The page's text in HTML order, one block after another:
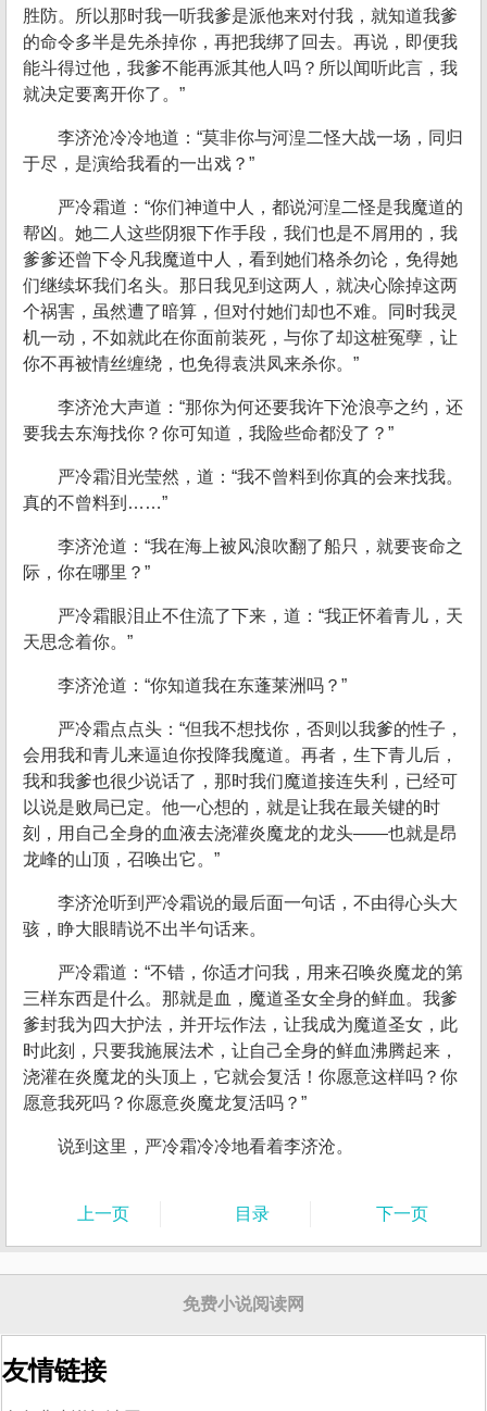
胜防。所以那时我一听我爹是派他来对付我，就知道我爹
的命令多半是先杀掉你，再把我绑了回去。再说，即便我
能斗得过他，我爹不能再派其他人吗？所以闻听此言，我
就决定要离开你了。”
李济沧冷冷地道：“莫非你与河湟二怪大战一场，同归
于尽，是演给我看的一出戏？”
严冷霜道：“你们神道中人，都说河湟二怪是我魔道的
帮凶。她二人这些阴狠下作手段，我们也是不屑用的，我
爹爹还曾下令凡我魔道中人，看到她们格杀勿论，免得她
们继续坏我们名头。那日我见到这两人，就决心除掉这两
个祸害，虽然遭了暗算，但对付她们却也不难。同时我灵
机一动，不如就此在你面前装死，与你了却这桩冤孽，让
你不再被情丝缠绕，也免得袁洪凤来杀你。”
李济沧大声道：“那你为何还要我许下沧浪亭之约，还
要我去东海找你？你可知道，我险些命都没了？”
严冷霜泪光莹然，道：“我不曾料到你真的会来找我。
真的不曾料到……”
李济沧道：“我在海上被风浪吹翻了船只，就要丧命之
际，你在哪里？”
严冷霜眼泪止不住流了下来，道：“我正怀着青儿，天
天思念着你。”
李济沧道：“你知道我在东蓬莱洲吗？”
严冷霜点点头：“但我不想找你，否则以我爹的性子，
会用我和青儿来逼迫你投降我魔道。再者，生下青儿后，
我和我爹也很少说话了，那时我们魔道接连失利，已经可
以说是败局已定。他一心想的，就是让我在最关键的时
刻，用自己全身的血液去浇灌炎魔龙的龙头——也就是昂
龙峰的山顶，召唤出它。”
李济沧听到严冷霜说的最后面一句话，不由得心头大
骇，睁大眼睛说不出半句话来。
严冷霜道：“不错，你适才问我，用来召唤炎魔龙的第
三样东西是什么。那就是血，魔道圣女全身的鲜血。我爹
爹封我为四大护法，并开坛作法，让我成为魔道圣女，此
时此刻，只要我施展法术，让自己全身的鲜血沸腾起来，
浇灌在炎魔龙的头顶上，它就会复活！你愿意这样吗？你
愿意我死吗？你愿意炎魔龙复活吗？”
说到这里，严冷霜冷冷地看着李济沧。
上一页 目录 下一页
免费小说阅读网
友情链接